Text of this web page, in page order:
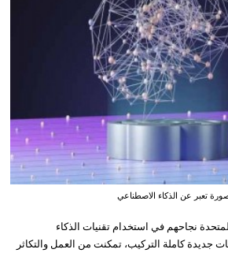
تعبر عن الذكاء الاصطناعي
نجاحهم في استخدام تقنيات الذكاء
جديدة كاملة التركيب، تمكنت من العمل والتكاثر